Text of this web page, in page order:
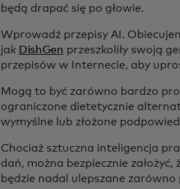
będą drapać się po głowie.
Wprowadź przepisy AI.
jak DishGen przeszkoliły swoją
przepisów w Internecie, aby
Mogą to być zarówno bardzo
ograniczone dietetycznie
wymyślne lub złożone
Chociaż sztuczna inteligencja
dań, można bezpiecznie
będzie nadal ulepszane